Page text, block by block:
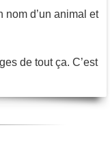
nom d’un animal et
de tout ça. C’est